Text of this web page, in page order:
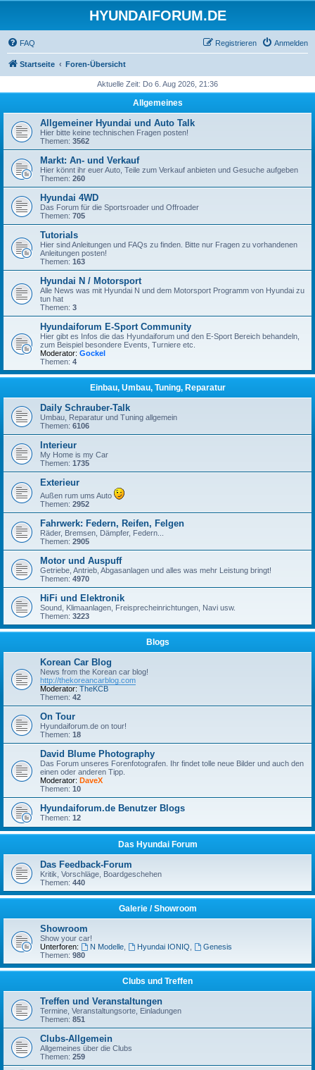
HYUNDAIFORUM.DE
FAQ Anmelden
Registrieren
Startseite Foren-Übersicht
Aktuelle Zeit: Do 6. Aug 2026, 21:36
Allgemeines
Allgemeiner Hyundai und Auto Talk
Hier bitte keine technischen Fragen posten!
Themen: 3562
Markt: An- und Verkauf
Hier könnt ihr euer Auto, Teile zum Verkauf anbieten und Gesuche aufgeben
Themen: 260
Hyundai 4WD
Das Forum für die Sportsroader und Offroader
Themen: 705
Tutorials
Hier sind Anleitungen und FAQs zu finden. Bitte nur Fragen zu vorhandenen
Anleitungen posten!
Themen: 163
Hyundai N / Motorsport
Alle News was mit Hyundai N und dem Motorsport Programm von Hyundai zu
tun hat
Themen: 3
Hyundaiforum E-Sport Community
Hier gibt es Infos die das Hyundaiforum und den E-Sport Bereich behandeln,
zum Beispiel besondere Events, Turniere etc.
Moderator: Gockel
Themen: 4
Einbau, Umbau, Tuning, Reparatur
Daily Schrauber-Talk
Umbau, Reparatur und Tuning allgemein
Themen: 6106
Interieur
My Home is my Car
Themen: 1735
Exterieur
Außen rum ums Auto
Themen: 2952
Fahrwerk: Federn, Reifen, Felgen
Räder, Bremsen, Dämpfer, Federn...
Themen: 2905
Motor und Auspuff
Getriebe, Antrieb, Abgasanlagen und alles was mehr Leistung bringt!
Themen: 4970
HiFi und Elektronik
Sound, Klimaanlagen, Freisprecheinrichtungen, Navi usw.
Themen: 3223
Blogs
Korean Car Blog
News from the Korean car blog!
http://thekoreancarblog.com
Moderator: TheKCB
Themen: 42
On Tour
Hyundaiforum.de on tour!
Themen: 18
David Blume Photography
Das Forum unseres Forenfotografen. Ihr findet tolle neue Bilder und auch den
einen oder anderen Tipp.
Moderator: DaveX
Themen: 10
Hyundaiforum.de Benutzer Blogs
Themen: 12
Das Hyundai Forum
Das Feedback-Forum
Kritik, Vorschläge, Boardgeschehen
Themen: 440
Galerie / Showroom
Showroom
Show your car!
Unterforen:
N Modelle, Hyundai IONIQ
Genesis
Themen: 980
Clubs und Treffen
Treffen und Veranstaltungen
Termine, Veranstaltungsorte, Einladungen
Themen: 851
Clubs-Allgemein
Allgemeines über die Clubs
Themen: 259